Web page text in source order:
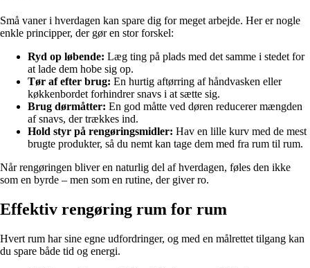
Små vaner i hverdagen kan spare dig for meget arbejde. Her er nogle
enkle principper, der gør en stor forskel:
Ryd op løbende: Læg ting på plads med det samme i stedet for
at lade dem hobe sig op.
Tør af efter brug: En hurtig aftørring af håndvasken eller
køkkenbordet forhindrer snavs i at sætte sig.
Brug dørmåtter: En god måtte ved døren reducerer mængden
af snavs, der trækkes ind.
Hold styr på rengøringsmidler: Hav en lille kurv med de mest
brugte produkter, så du nemt kan tage dem med fra rum til rum.
Når rengøringen bliver en naturlig del af hverdagen, føles den ikke
som en byrde – men som en rutine, der giver ro.
Effektiv rengøring rum for rum
Hvert rum har sine egne udfordringer, og med en målrettet tilgang kan
du spare både tid og energi.